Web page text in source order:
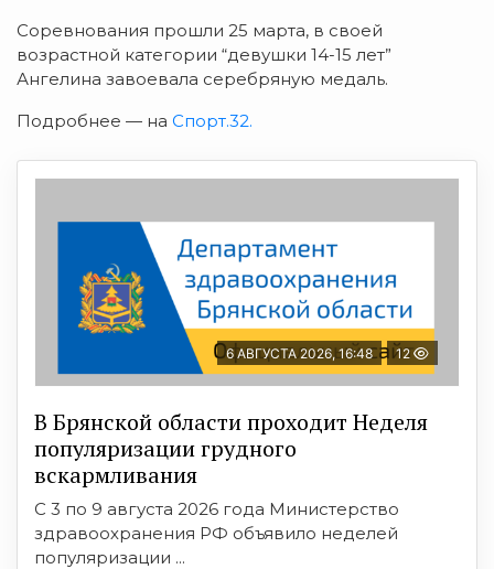
Соревнования прошли 25 марта, в своей
возрастной категории “девушки 14-15 лет”
Ангелина завоевала серебряную медаль.
Подробнее — на Спорт.32.
6 АВГУСТА 2026, 16:48 12
В Брянской области проходит Неделя
популяризации грудного
вскармливания
С 3 по 9 августа 2026 года Министерство
здравоохранения РФ объявило неделей
популяризации ...